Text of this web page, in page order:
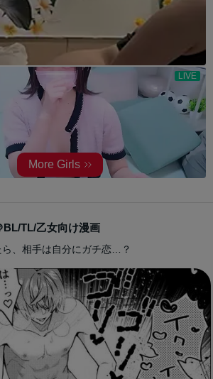
BL/TL/乙女向け漫画
、相手は自分にガチ恋…？